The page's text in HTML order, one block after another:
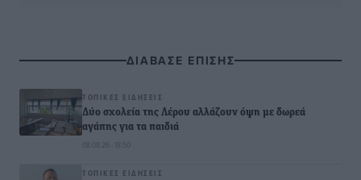
ΔΙΑΒΑΣΕ ΕΠΙΣΗΣ
ΤΟΠΙΚΈΣ ΕΙΔΉΣΕΙΣ
Δύο σχολεία της Λέρου αλλάζουν όψη με δωρεά
αγάπης για τα παιδιά
ΤΟΠΙΚΈΣ ΕΙΔΉΣΕΙΣ